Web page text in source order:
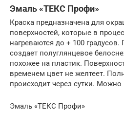
Эмаль «ТЕКС Профи»
Краска предназначена для
поверхностей, которые в
нагреваются до + 100
создает полуглянцевое
похожее на пластик.
временем цвет не желтеет.
происходит через сутки. Можно
Эмаль «ТЕКС Профи»